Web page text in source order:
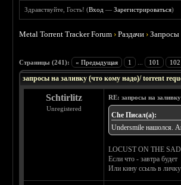
Здравствуйте, Гость! (Вход —Зарегистрироваться)
Metal Torrent Tracker Forum ›Раздачи ›Запросы
Страницы (241): « Предыдущая 1 101 102
запросы на заливку (что кому надо)/ torrent
Schtirlitz
Unregistered
RE: запросы на
Che Писал(а):
Undersmile нашолся.
LOCUST ON THE
Если что - завтра будет
Или кину ссыль в личку